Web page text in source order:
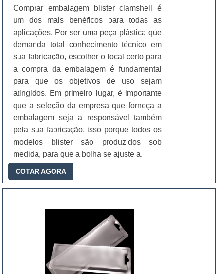
Comprar embalagem blister clamshell é
um dos mais benéficos para todas as
aplicações. Por ser uma peça plástica que
demanda total conhecimento técnico em
sua fabricação, escolher o local certo para
a compra da embalagem é fundamental
para que os objetivos de uso sejam
atingidos. Em primeiro lugar, é importante
que a seleção da empresa que forneça a
embalagem seja a responsável também
pela sua fabricação, isso porque todos os
modelos blister são produzidos sob
medida, para que a bolha se ajuste a.
COTAR AGORA